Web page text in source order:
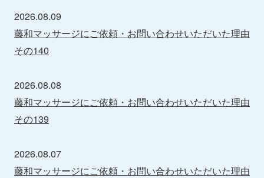
2026.08.09
藤和マッサージにご依頼・お問い合わせいただいた理由
その140
2026.08.08
藤和マッサージにご依頼・お問い合わせいただいた理由
その139
2026.08.07
藤和マッサージにご依頼・お問い合わせいただいた理由